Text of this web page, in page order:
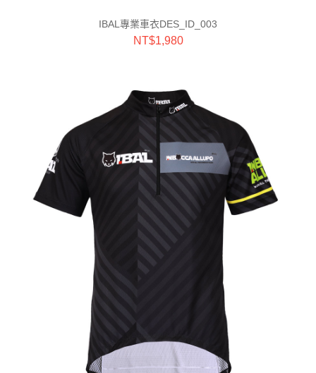
IBAL專業車衣DES_ID_003
NT$1,980